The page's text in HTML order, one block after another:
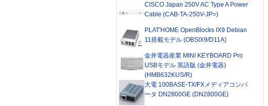
CISCO Japan 250V AC Type A Power
Cable (CAB-TA-250V-JP=)
PLAT'HOME OpenBlocks IX9 Debian
11搭載モデル (OBSIX9/D11A)
金井電器産業 MINI KEYBOARD Pro
USBモデル 英語版 (金井電器)
(HMB632KUS/R)
大電 100BASE-TX/FXメディアコンバ
ータ DN2800GE (DN2800GE)